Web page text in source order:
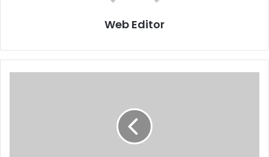
Web Editor